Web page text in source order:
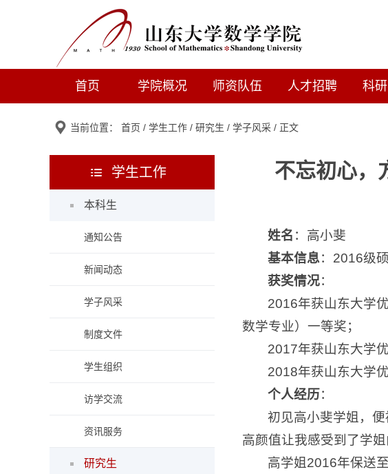
首页 学院概况 师资队伍 人才招聘 科
当前位置： 首页 / 学生工作 / 研究生 / 学子风采 / 正文
学生工作
本科生
通知公告
新闻动态
学子风采
制度文件
学生组织
访学交流
资讯服务
研究生
不忘初心，
姓名 ：高小斐
基本信息：2016级
获奖情况：
2016年获山东大学
数学专业）一等奖；
2017年获山东大学
2018年获山东大学
个人经历：
初见高小斐学姐，
高颜值让我感受到了学姐
高学姐2016年保送